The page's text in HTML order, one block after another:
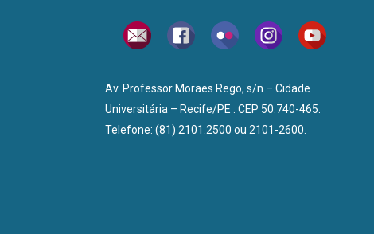
Av. Professor Moraes Rego, s/n – Cidade
Universitária – Recife/PE . CEP 50.740-465.
Telefone: (81) 2101.2500 ou 2101-2600.